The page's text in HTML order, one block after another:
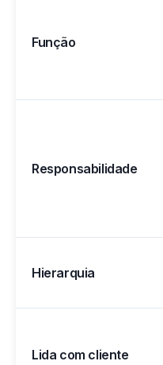
Função
Responsabilidade
Hierarquia
Lida com cliente